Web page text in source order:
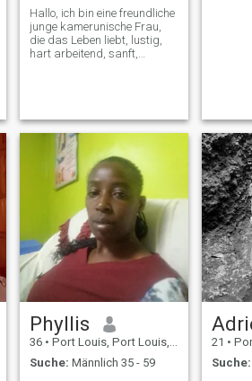
Hallo, ich bin eine freundliche
junge kamerunische Frau,
die das Leben liebt, lustig,
hart arbeitend, sanft,
schon bald für neue
Begegnungen🥰😘
Phyllis
36 • Port Louis, Port Louis, Mauritius
Suche: Männlich 35 - 59
21 • Port
Suche: